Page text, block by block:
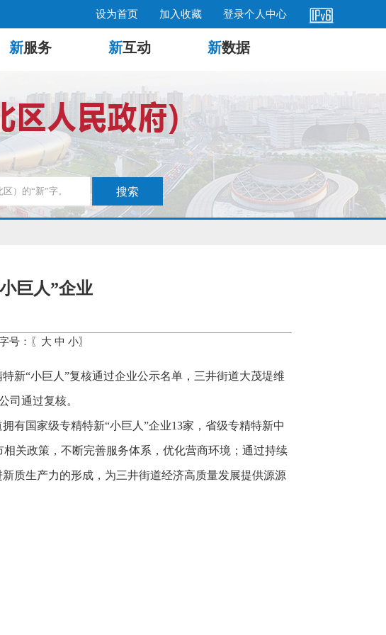
设为首页 加入收藏 登录个人中心
新服务 新互动 新数据
巨人”企业
号：〖 大 中 小〗
新“小巨人”复核通过企业公示名单，三井街道大茂堤维
司通过复核。
有国家级专精特新“小巨人”企业13家，省级专精特新中
关政策，不断完善服务体系，优化营商环境；通过持续
质生产力的形成，为三井街道经济高质量发展提供源源